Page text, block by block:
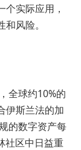
实际应用，
风险。
全球约10%的
伊斯兰法的加
的数字资产每
社区中日益重